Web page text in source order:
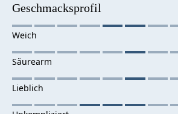
Geschmacksprofil